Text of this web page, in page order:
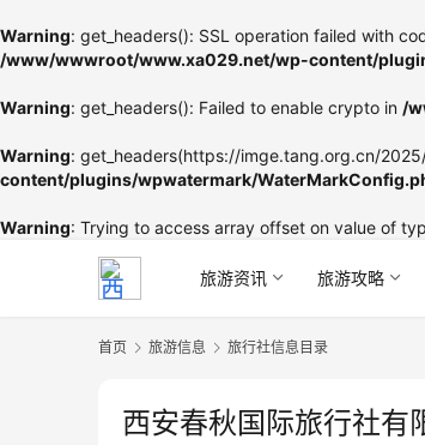
Warning: get_headers(): SSL operation failed with
/www/wwwroot/www.xa029.net/wp-content/
Warning: get_headers(): Failed to enable crypto in /
Warning: get_headers(https://imge.tang.org.cn/
content/plugins/wpwatermark/
Warning: Trying to access array offset on value of
旅游资讯 旅游攻略
首页 旅游信息 旅行社信息目录
西安春秋国际旅行社有